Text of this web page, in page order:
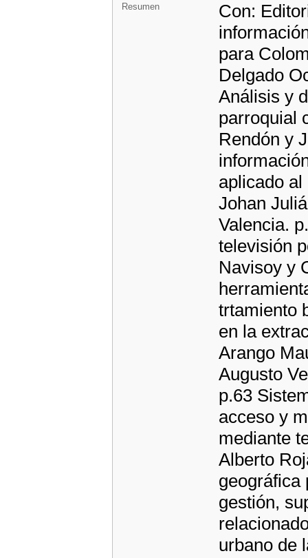
Resumen
Con:
para
Delgado
Análisis y
parroquial
Rendón y
aplicado
Johan
Valencia.
televisión
Navisoy y
trtamiento
en la
Arango
Augusto
p.63
acceso y
mediante
Alberto
geográfica
gestión,
urbano de